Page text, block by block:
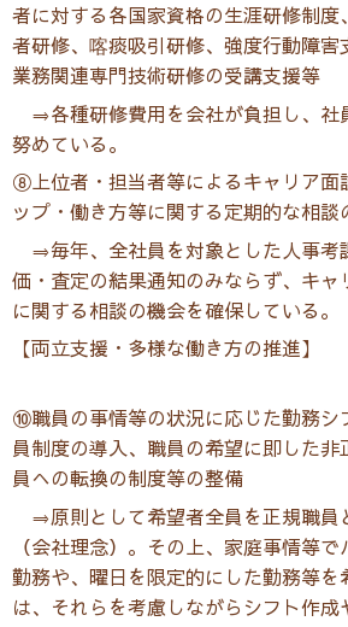
者に対する各国家資格の生涯研修制度
者研修、喀痰吸引研修、強度行動障害
業務関連専門技術研修の受講支援等
⇒各種研修費用を会社が負担し、社
努めている。
⑧上位者・担当者等によるキャリア面
ップ・働き方等に関する定期的な相談
⇒毎年、全社員を対象とした人事考
価・査定の結果通知のみならず、キャ
に関する相談の機会を確保している。
【両立支援・多様な働き方の推進】
⑩職員の事情等の状況に応じた勤務シ
員制度の導入、職員の希望に即した
員への転換の制度等の整備
⇒原則として希望者全員を正規職員
（会社理念）。その上、家庭事情等
勤務や、曜日を限定的にした勤務等を
は、それらを考慮しながらシフト作成